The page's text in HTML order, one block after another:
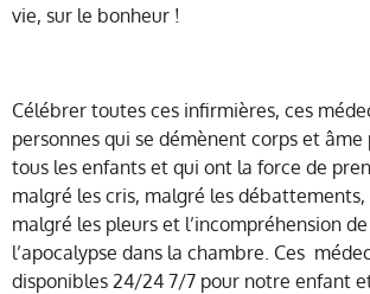
vie, sur le bonheur !
Célébrer toutes ces infirmières, ces
personnes qui se démènent corps et
tous les enfants et qui ont la force de
malgré les cris, malgré les débattements,
malgré les pleurs et l’incompréhension
l’apocalypse dans la chambre. Ces
disponibles 24/24 7/7 pour notre enfant